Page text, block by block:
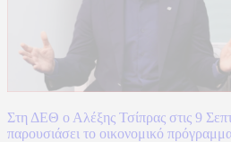
Στη ΔΕΘ ο Αλέξης Τσίπρας στις 9
παρουσιάσει το οικονομικό